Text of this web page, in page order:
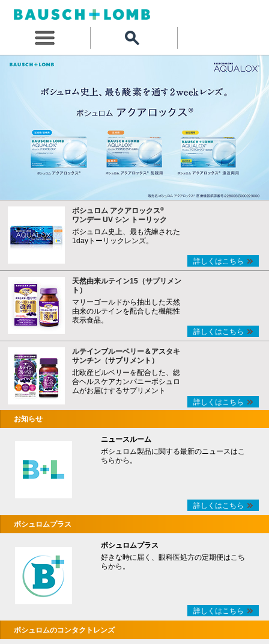
ボシュロム アクアロックス®
ワンデー UV シン トーリック
ボシュロム史上、最も洗練された
1dayトーリックレンズ。
詳しくはこちら
天然由来ルテイン15（サプリメン
ト）
マリーゴールドから抽出した天然
由来のルテインを配合した機能性
表示食品。
詳しくはこちら
ルテインブルーベリー＆アスタキ
サンチン（サプリメント）
北欧産ビルベリーを配合した、総
合ヘルスケアカンパニーボシュロ
ムがお届けするサプリメント
詳しくはこちら
お知らせ
ニュースルーム
ボシュロム製品に関する最新のニュースはこ
ちらから。
詳しくはこちら
ボシュロムプラス
ボシュロムプラス
好きな時に届く、眼科医処方の定期便はこち
らから。
詳しくはこちら
ボシュロムのコンタクトレンズ